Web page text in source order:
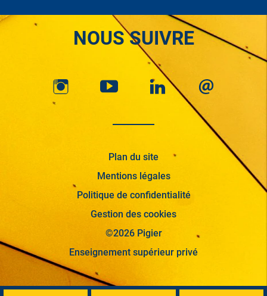
NOUS SUIVRE
Plan du site
Mentions légales
Politique de confidentialité
Gestion des cookies
©2026 Pigier
Enseignement supérieur privé